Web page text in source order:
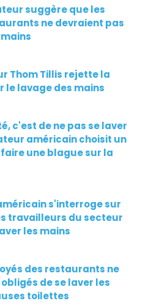
Shop
avec nous
fête
suggère que les
ne devraient pas
Thom Tillis rejette la
le lavage des mains
c'est de ne pas se laver
américain choisit un
une blague sur la
s'interroge sur
travailleurs du secteur
les mains
des restaurants ne
de se laver les
toilettes